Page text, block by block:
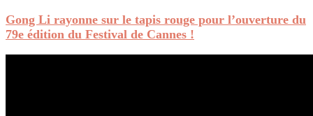
Gong Li rayonne sur le tapis rouge pour l’ouverture du
79e édition du Festival de Cannes !